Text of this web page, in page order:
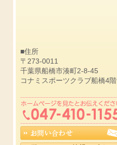
■住所
〒273-0011
千葉県船橋市湊町2-8-45
コナミスポーツクラブ船橋4階